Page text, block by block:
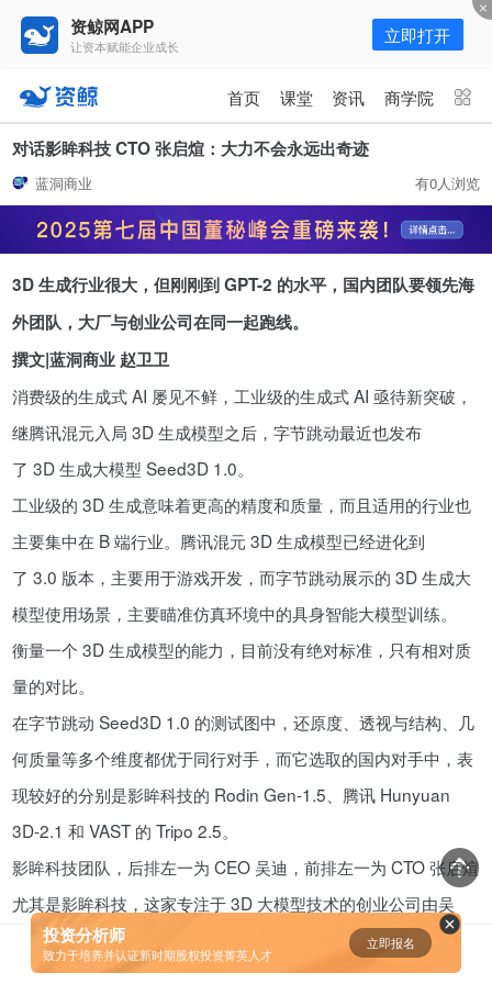
资鲸网APP
让资本赋能企业成长 立即打开
首页 课堂 资讯 商学院
资讯 课堂 直播 商学院
报告 行业峰会
为你推荐
资鲸精选 | 127页PPT，读懂复
星、平安、腾讯、比亚迪、碧桂园
局！（非常值得收藏！）
11-01
模式”！推荐收藏！
08-02
资鲸精选 | 小米同股不同权的股权
腾讯与马化腾：腾讯五虎是如何分
配股权的
08-01
归来，还是“毒角兽”降临？
09-29
资鲸精选 | 一个一级市场投资人的
思维框架
09-11
对话影眸科技 CTO 张启煊：大力不会永远出奇迹
蓝洞商业 有0人浏览
3D 生成行业很大，但刚刚到 GPT-2 的水平，国内团队要领先海
外团队，大厂与创业公司在同一起跑线。
撰文|蓝洞商业 赵卫卫
消费级的生成式 AI 屡见不鲜，工业级的生成式 AI 亟待新突破，
继腾讯混元入局 3D 生成模型之后，字节跳动最近也发布
了 3D 生成大模型 Seed3D 1.0。
工业级的 3D 生成意味着更高的精度和质量，而且适用的行业也
主要集中在 B 端行业。腾讯混元 3D 生成模型已经进化到
了 3.0 版本，主要用于游戏开发，而字节跳动展示的 3D 生成大
模型使用场景，主要瞄准仿真环境中的具身智能大模型训练。
衡量一个 3D 生成模型的能力，目前没有绝对标准，只有相对质
量的对比。
在字节跳动 Seed3D 1.0 的测试图中，还原度、透视与结构、几
何质量等多个维度都优于同行对手，而它选取的国内对手中，表
现较好的分别是影眸科技的 Rodin Gen-1.5、腾讯 Hunyuan
3D-2.1 和 VAST 的 Tripo 2.5。
影眸科技团队，后排左一为 CEO 吴迪，前排左一为 CTO 张启煊
尤其是影眸科技，这家专注于 3D 大模型技术的创业公司由吴
迪、张启煊等人于 2020 年创立，去年 A 轮融资时，影眸科技的
主要产品 Rodin 用 45 天就拿到了 100 万美元 ARR，字节跳动
投资分析师
致力于培养并认证新时期股权投资菁英人才
立即报名